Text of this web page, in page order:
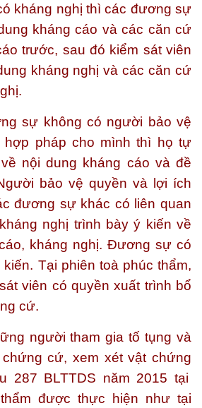
kháng nghị thì các đương sự
kháng cáo và các căn cứ
trước, sau đó kiểm sát viên
kháng nghị và các căn cứ
sự không có người bảo vệ
pháp cho mình thì họ tự
nội dung kháng cáo và đề
bảo vệ quyền và lợi ích
đương sự khác có liên quan
nghị trình bày ý kiến về
kháng nghị. Đương sự có
Tại phiên toà phúc thẩm,
viên có quyền xuất trình bổ
cứ.
người tham gia tố tụng và
cứ, xem xét vật chứng
287 BLTTDS năm 2015 tại
được thực hiện như tại